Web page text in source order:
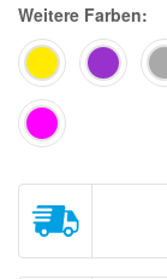
Weitere Farben: